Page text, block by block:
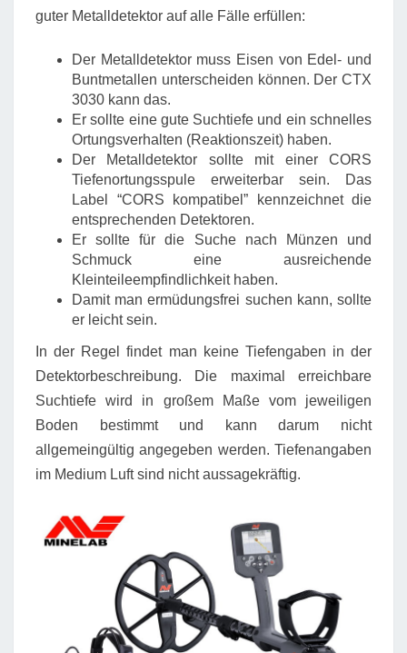
guter Metalldetektor auf alle Fälle erfüllen:
Der Metalldetektor muss Eisen von Edel- und
Buntmetallen unterscheiden können. Der CTX
3030 kann das.
Er sollte eine gute Suchtiefe und ein schnelles
Ortungsverhalten (Reaktionszeit) haben.
Der Metalldetektor sollte mit einer CORS
Tiefenortungsspule erweiterbar sein. Das
Label “CORS kompatibel” kennzeichnet die
entsprechenden Detektoren.
Er sollte für die Suche nach Münzen und
Schmuck eine ausreichende
Kleinteileempfindlichkeit haben.
Damit man ermüdungsfrei suchen kann, sollte
er leicht sein.
In der Regel findet man keine Tiefengaben in der
Detektorbeschreibung. Die maximal erreichbare
Suchtiefe wird in großem Maße vom jeweiligen
Boden bestimmt und kann darum nicht
allgemeingültig angegeben werden. Tiefenangaben
im Medium Luft sind nicht aussagekräftig.